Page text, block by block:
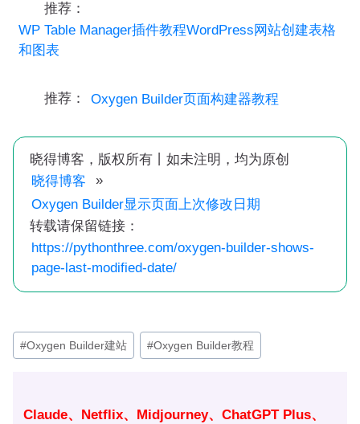
推荐：
WP Table Manager插件教程WordPress网站创建表格
和图表
推荐： Oxygen Builder页面构建器教程
晓得博客，版权所有丨如未注明，均为原创
晓得博客
»
Oxygen Builder显示页面上次修改日期
转载请保留链接：
https://pythonthree.com/oxygen-builder-shows-
page-last-modified-date/
文
章
#Oxygen Builder建站 #Oxygen Builder教程
Claude、Netflix、Midjourney、ChatGPT Plus、